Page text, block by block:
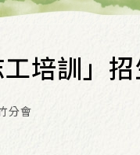
培訓」
分會